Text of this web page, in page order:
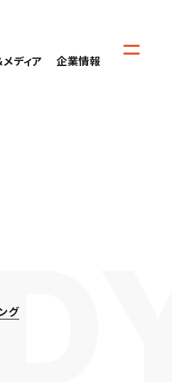
ディア 企業情報
グ